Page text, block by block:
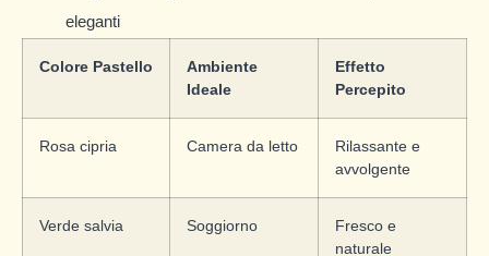
eleganti
Colore Pastello
Ambiente
Ideale
Effetto
Percepito
Rosa cipria Camera da letto
Rilassante e
avvolgente
Verde salvia Soggiorno
Fresco e
naturale